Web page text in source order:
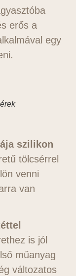
erős a
egy
szilikon
tölcsérrel
venni
van
is jól
műanyag
változatos